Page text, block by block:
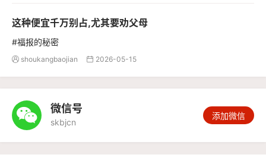
这种便宜千万别占,尤其要劝父母
#福报的秘密
 shoukangbaojian  2026-05-15
 微信号
skbjcn
添加微信